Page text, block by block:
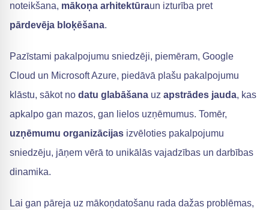
noteikšana, mākoņa arhitektūraun izturība pret
pārdevēja bloķēšana.
Pazīstami pakalpojumu sniedzēji, piemēram, Google
Cloud un Microsoft Azure, piedāvā plašu pakalpojumu
klāstu, sākot no datu glabāšana uz apstrādes jauda, kas
apkalpo gan mazos, gan lielos uzņēmumus. Tomēr,
uzņēmumu organizācijas izvēloties pakalpojumu
sniedzēju, jāņem vērā to unikālās vajadzības un darbības
dinamika.
Lai gan pāreja uz mākoņdatošanu rada dažas problēmas,